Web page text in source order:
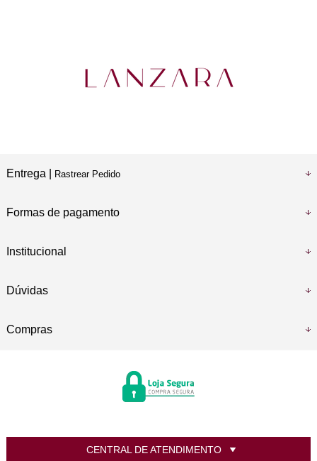
Entrega | Rastrear Pedido
Formas de pagamento
Institucional
Dúvidas
Compras
CENTRAL DE ATENDIMENTO